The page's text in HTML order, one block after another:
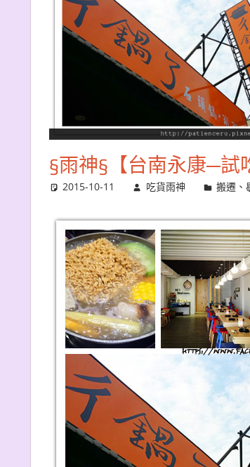
§雨神§【台南永康─試
2015-10-11 吃貨雨神 搬遷、